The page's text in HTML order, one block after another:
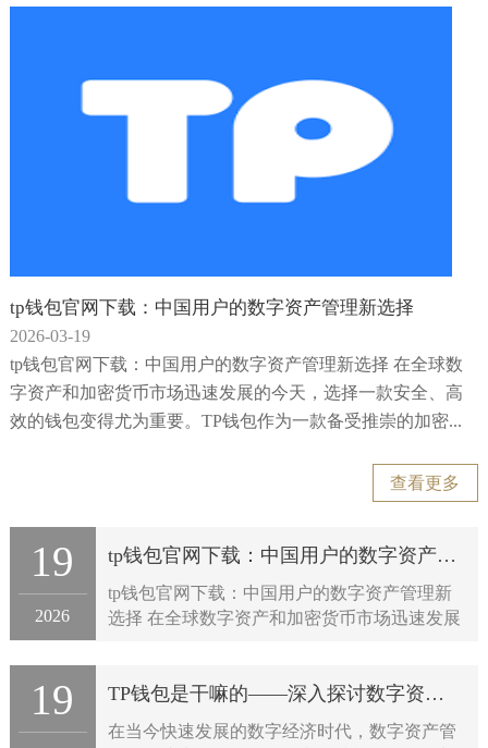
tp钱包官网下载：中国用户的数字资产管理新选择
2026-03-19
tp钱包官网下载：中国用户的数字资产管理新选择 在全球数
字资产和加密货币市场迅速发展的今天，选择一款安全、高
效的钱包变得尤为重要。TP钱包作为一款备受推崇的加密...
查看更多
19
2026
tp钱包官网下载：中国用户的数字资产管理新选择
tp钱包官网下载：中国用户的数字资产管理新
选择 在全球数字资产和加密货币市场迅速发展
19 TP钱包是干嘛的——深入探讨数字资产管理新利器
在当今快速发展的数字经济时代，数字资产管